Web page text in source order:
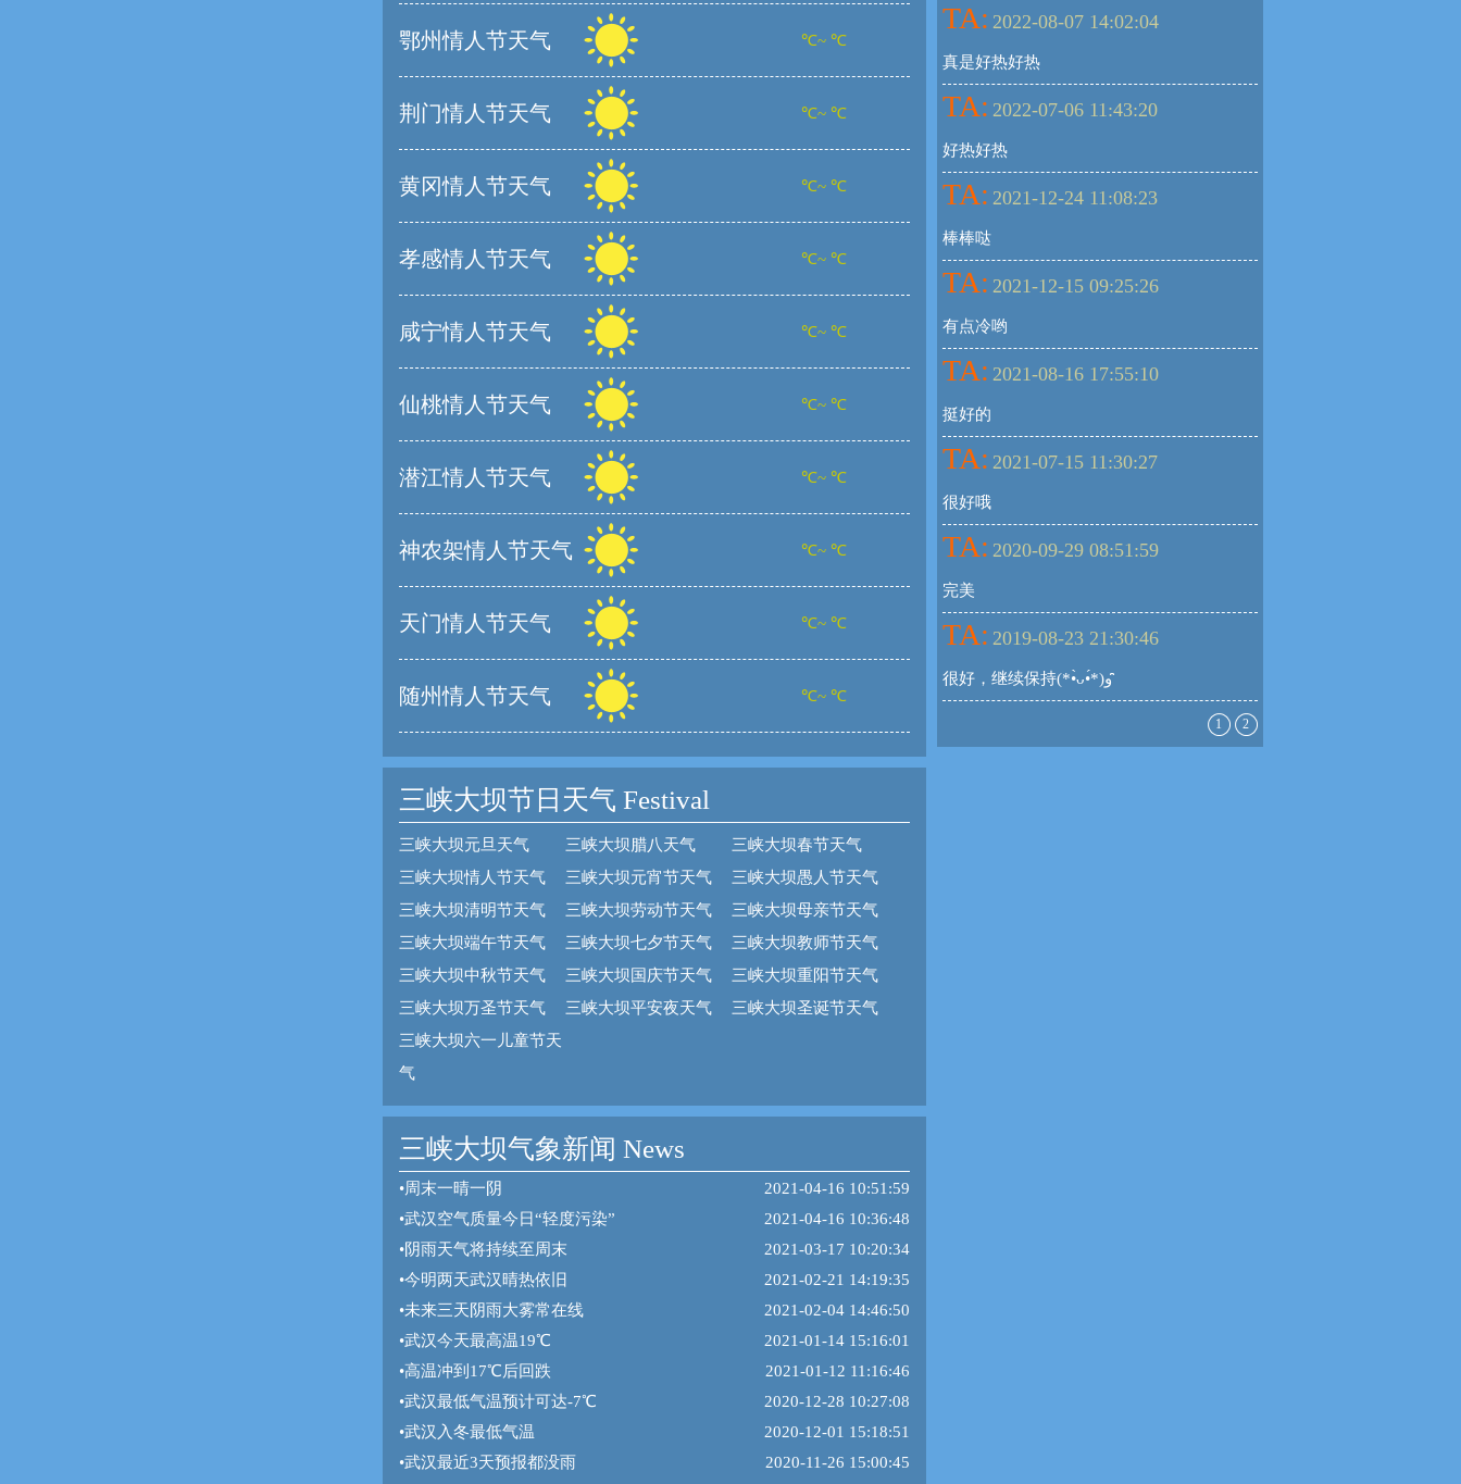
鄂州情人节天气 ℃~ ℃
荆门情人节天气 ℃~ ℃
黄冈情人节天气 ℃~ ℃
孝感情人节天气 ℃~ ℃
咸宁情人节天气 ℃~ ℃
仙桃情人节天气 ℃~ ℃
潜江情人节天气 ℃~ ℃
神农架情人节天气 ℃~ ℃
天门情人节天气 ℃~ ℃
随州情人节天气 ℃~ ℃
三峡大坝节日天气 Festival
三峡大坝元旦天气 三峡大坝腊八天气
三峡大坝春节天气
三峡大坝情人节天气
三峡大坝元宵节天气
三峡大坝愚人节天气
三峡大坝清明节天气
三峡大坝劳动节天气
三峡大坝母亲节天气
三峡大坝端午节天气
三峡大坝七夕节天气
三峡大坝教师节天气
三峡大坝中秋节天气
三峡大坝国庆节天气
三峡大坝重阳节天气
三峡大坝万圣节天气
三峡大坝平安夜天气
三峡大坝圣诞节天气
三峡大坝六一儿童节天
气
三峡大坝气象新闻 News
•周末一晴一阴
2021-04-16 10:51:59
•武汉空气质量今日“轻度污染”
2021-04-16 10:36:48
•阴雨天气将持续至周末
2021-03-17 10:20:34
•今明两天武汉晴热依旧
2021-02-21 14:19:35
•未来三天阴雨大雾常在线
2021-02-04 14:46:50
•武汉今天最高温19℃
2021-01-14 15:16:01
•高温冲到17℃后回跌
2021-01-12 11:16:46
•武汉最低气温预计可达-7℃
2020-12-28 10:27:08
•武汉入冬最低气温
2020-12-01 15:18:51
•武汉最近3天预报都没雨 2020-11-26 15:00:45
TA: 2022-08-07 14:02:04
真是好热好热
TA: 2022-07-06 11:43:20
好热好热
TA: 2021-12-24 11:08:23
棒棒哒
TA: 2021-12-15 09:25:26
有点冷哟
TA: 2021-08-16 17:55:10
挺好的
TA: 2021-07-15 11:30:27
很好哦
TA: 2020-09-29 08:51:59
完美
TA: 2019-08-23 21:30:46
很好，继续保持(*•̀ᴗ•́*)و ̑̑
1 2